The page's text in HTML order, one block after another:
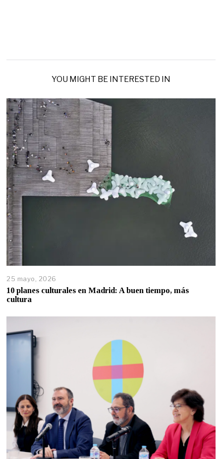
YOU MIGHT BE INTERESTED IN
25 mayo, 2026
10 planes culturales en Madrid: A buen tiempo, más
cultura